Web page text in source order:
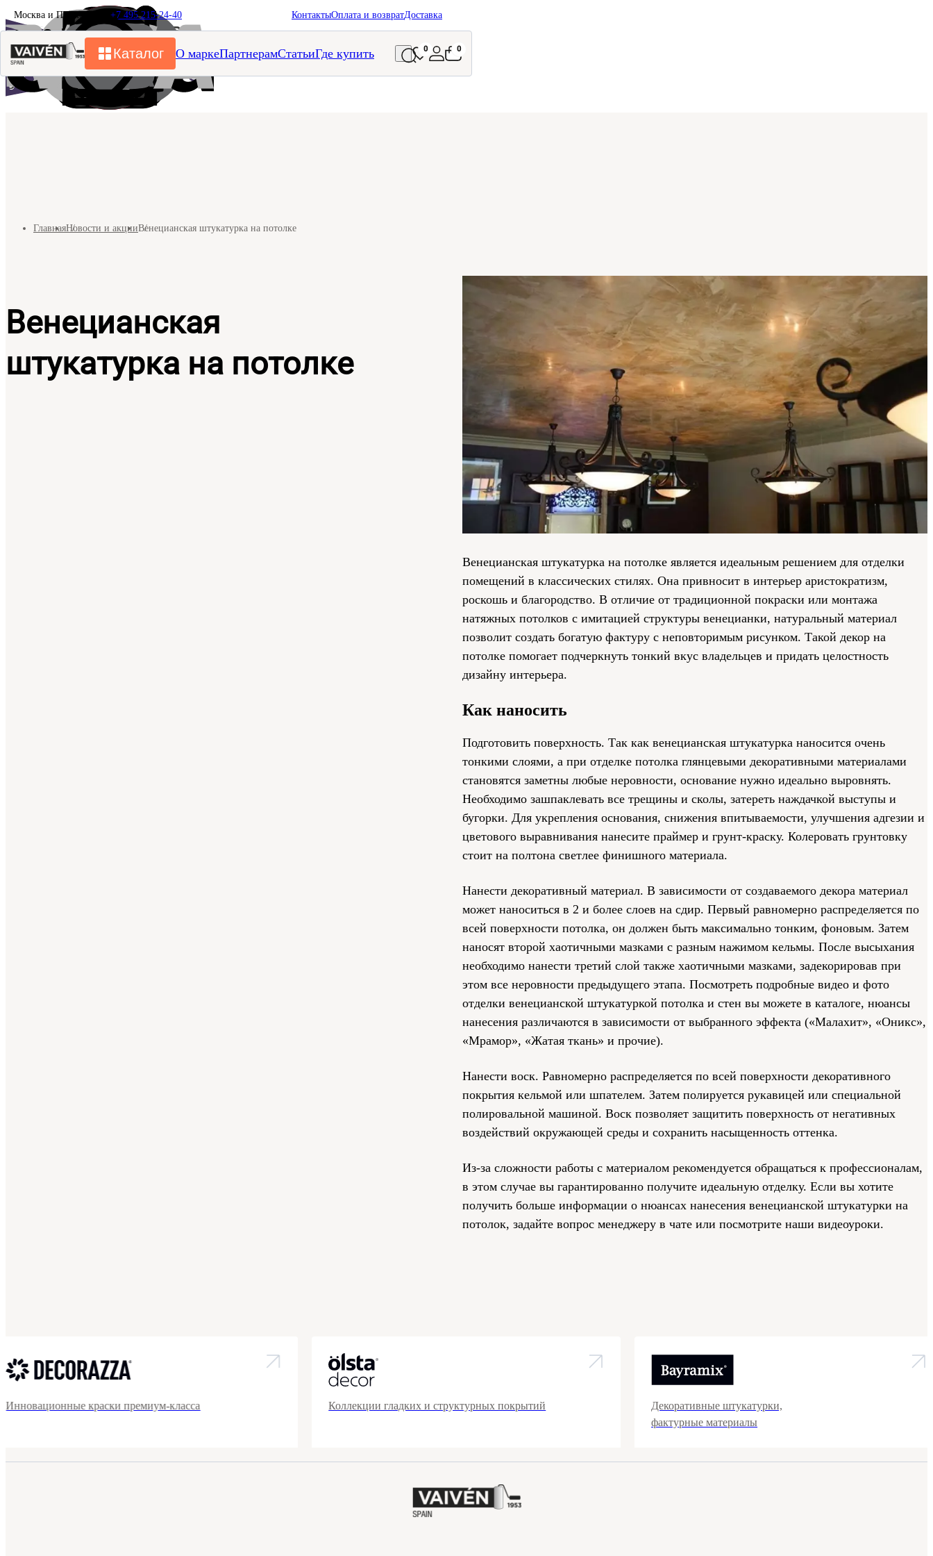
Москва и Подмосковье +7 495 215-24-40 КонтактыОплата и возвратДоставка
Каталог О маркеПартнерамСтатьиГде купить 0 0
ГлавнаяНовости и акцииВенецианская штукатурка на потолке
Венецианская
штукатурка на потолке
Венецианская штукатурка на потолке является идеальным решением для отделки
помещений в классических стилях. Она привносит в интерьер аристократизм,
роскошь и благородство. В отличие от традиционной покраски или монтажа
натяжных потолков с имитацией структуры венецианки, натуральный материал
позволит создать богатую фактуру с неповторимым рисунком. Такой декор на
потолке помогает подчеркнуть тонкий вкус владельцев и придать целостность
дизайну интерьера.
Как наносить
Подготовить поверхность. Так как венецианская штукатурка наносится очень
тонкими слоями, а при отделке потолка глянцевыми декоративными материалами
становятся заметны любые неровности, основание нужно идеально выровнять.
Необходимо зашпаклевать все трещины и сколы, затереть наждачкой выступы и
бугорки. Для укрепления основания, снижения впитываемости, улучшения адгезии и
цветового выравнивания нанесите праймер и грунт-краску. Колеровать грунтовку
стоит на полтона светлее финишного материала.
Нанести декоративный материал. В зависимости от создаваемого декора материал
может наноситься в 2 и более слоев на сдир. Первый равномерно распределяется по
всей поверхности потолка, он должен быть максимально тонким, фоновым. Затем
наносят второй хаотичными мазками с разным нажимом кельмы. После высыхания
необходимо нанести третий слой также хаотичными мазками, задекорировав при
этом все неровности предыдущего этапа. Посмотреть подробные видео и фото
отделки венецианской штукатуркой потолка и стен вы можете в каталоге, нюансы
нанесения различаются в зависимости от выбранного эффекта («Малахит», «Оникс»,
«Мрамор», «Жатая ткань» и прочие).
Нанести воск. Равномерно распределяется по всей поверхности декоративного
покрытия кельмой или шпателем. Затем полируется рукавицей или специальной
полировальной машиной. Воск позволяет защитить поверхность от негативных
воздействий окружающей среды и сохранить насыщенность оттенка.
Из-за сложности работы с материалом рекомендуется обращаться к профессионалам,
в этом случае вы гарантированно получите идеальную отделку. Если вы хотите
получить больше информации о нюансах нанесения венецианской штукатурки на
потолок, задайте вопрос менеджеру в чате или посмотрите наши видеоуроки.
Инновационные краски премиум-класса Коллекции гладких и структурных покрытий
Декоративные штукатурки,
фактурные материалы